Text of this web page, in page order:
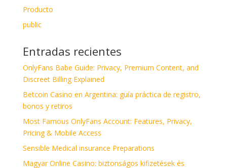
Producto
public
Entradas recientes
OnlyFans Babe Guide: Privacy, Premium Content, and
Discreet Billing Explained
Betcoin Casino en Argentina: guía práctica de registro,
bonos y retiros
Most Famous OnlyFans Account: Features, Privacy,
Pricing & Mobile Access
Sensible Medical insurance Preparations
Magyar Online Casino: biztonságos kifizetések és